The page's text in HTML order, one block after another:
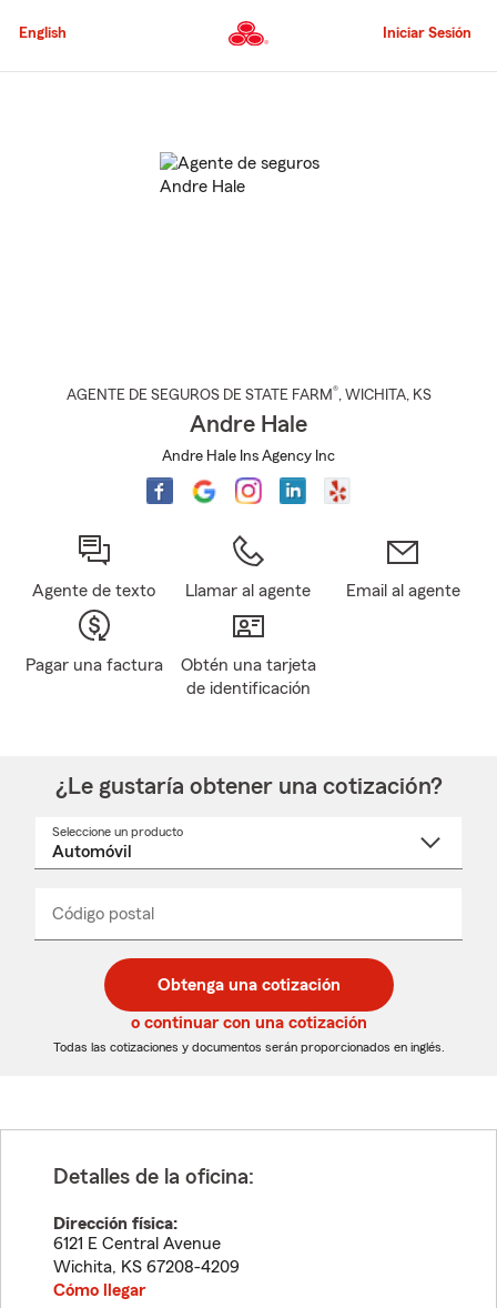
al
principal
English Iniciar Sesión
AGENTE DE SEGUROS DE STATE FARM®, WICHITA, KS
Andre Hale
Andre Hale Ins Agency Inc
Agente de texto Llamar al agente Email al agente
Pagar una factura
Obtén una tarjeta
de identificación
¿Le gustaría obtener una cotización?
Seleccione un producto
desplegable
Código postal
de
5
dígitos
de
5
dígitos
_____
Obtenga una cotización
o continuar con una cotización
Todas las cotizaciones y documentos serán proporcionados en inglés.
Detalles de la oficina:
Dirección física:
6121 E Central Avenue
Wichita, KS 67208-4209
Cómo llegar